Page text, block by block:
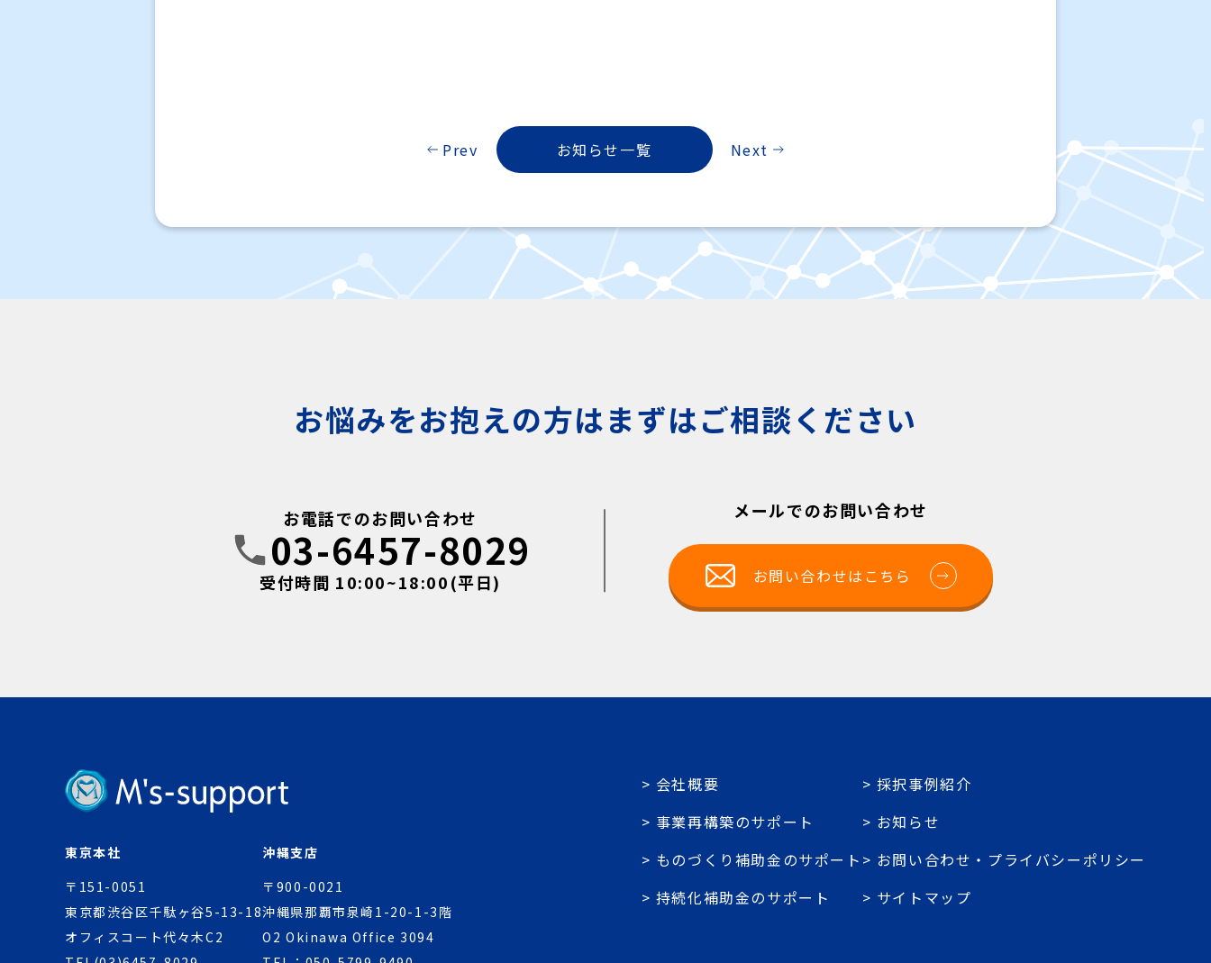
Prev お知らせ一覧 Next
お悩みをお抱えの方はまずはご相談ください
お電話でのお問い合わせ
03-6457-8029
受付時間 10:00~18:00(平日)
メールでのお問い合わせ
お問い合わせはこちら
東京本社
〒151-0051
東京都渋谷区千駄ヶ谷5-13-18
オフィスコート代々木C2
沖縄支店
〒900-0021
沖縄県那覇市泉崎1-20-1-3階
O2 Okinawa Office 3094
会社概要
事業再構築のサポート
ものづくり補助金のサポート
持続化補助金のサポート
採択事例紹介
お知らせ
お問い合わせ・プライバシーポリシー
サイトマップ